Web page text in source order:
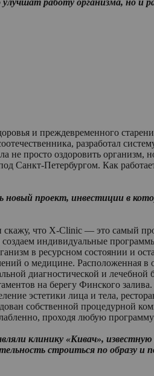
и преждевременного
разработал
просто оздоровить организм,
Санкт-Петербургом. Как
проект, инвестиции в
скажу, что X-Clinic — это самый
индивидуальные
в ресурсном состоянии и
о медицине. Расположенная
диагностической и лечебной
на берегу Финского
эстетики лица и тела,
собственной процедурной
проходя любую
клинику «Кивач»,
строиться по образу и